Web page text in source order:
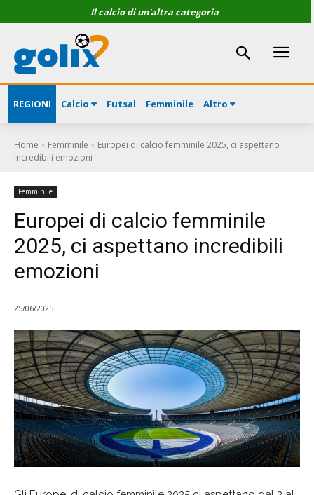
Il calcio di un'altra categoria
REGIONI Calcio Futsal Femminile Altro
Home Femminile
Europei di calcio femminile 2025, ci aspettano
incredibili emozioni
Femminile
Europei di calcio femminile
2025, ci aspettano incredibili
emozioni
25/06/2025